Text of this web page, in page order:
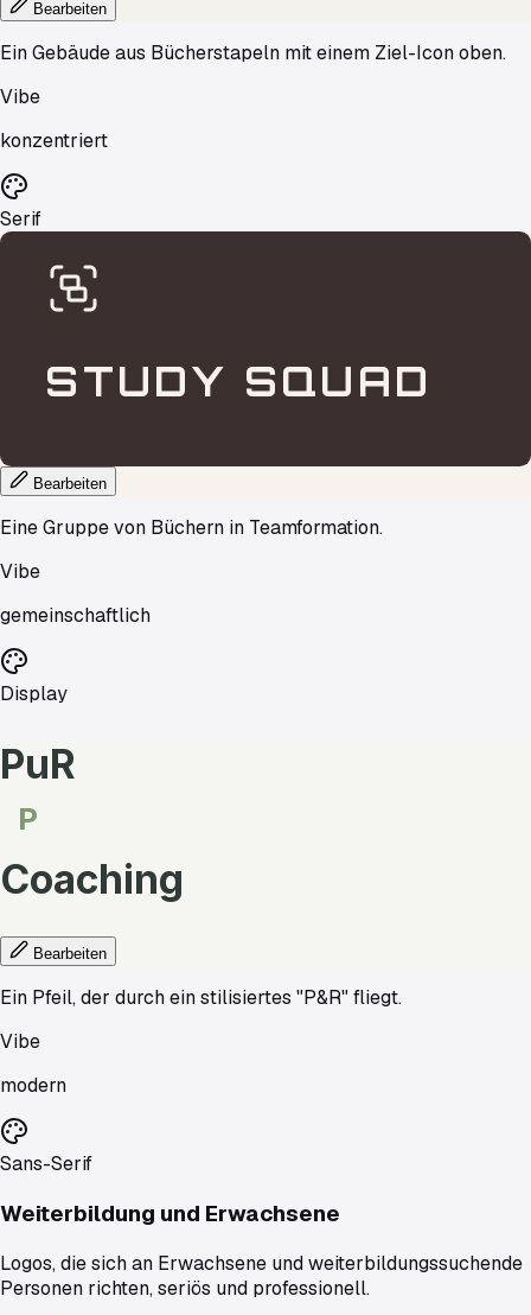
Bearbeiten
Ein Gebäude aus Bücherstapeln mit einem Ziel-Icon oben.
Vibe
konzentriert
Serif
STUDY SQUAD
Bearbeiten
Eine Gruppe von Büchern in Teamformation.
Vibe
gemeinschaftlich
Display
PuR
P
Coaching
Bearbeiten
Ein Pfeil, der durch ein stilisiertes "P&R" fliegt.
Vibe
modern
Sans-Serif
Weiterbildung und Erwachsene
Logos, die sich an Erwachsene und weiterbildungssuchende
Personen richten, seriös und professionell.